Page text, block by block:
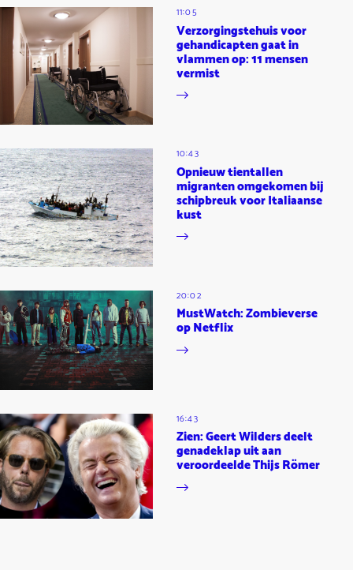
11:05
Verzorgingstehuis voor
gehandicapten gaat in
vlammen op: 11 mensen
vermist
10:43
Opnieuw tientallen
migranten omgekomen bij
schipbreuk voor Italiaanse
kust
20:02
MustWatch: Zombieverse
op Netflix
16:43
Zien: Geert Wilders deelt
genadeklap uit aan
veroordeelde Thijs Römer